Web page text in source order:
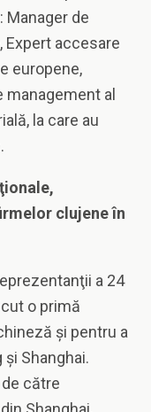
Manager de
Expert accesare
europene,
al
la care au
clujene în
a 24
o primă
şi pentru a
Shanghai.
către